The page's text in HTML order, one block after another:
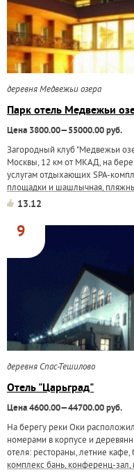
деревня Медвежьи озера
Парк отель Медвежьи
Цена 3800.00—55000.00 руб.
Загородный клуб "Медвежьи
Москвы, 12 км от МКАД, на
услугам отдыхающих SPA-
площадки и шашлычная,
организация...
13.12
9
деревня Спас-Тешилово
Отель "Царьград"
Цена 4600.00—44700.00 руб.
На берегу реки Оки
номерами в корпусе и
отеля: рестораны, летние
комплекс бань, конференц-